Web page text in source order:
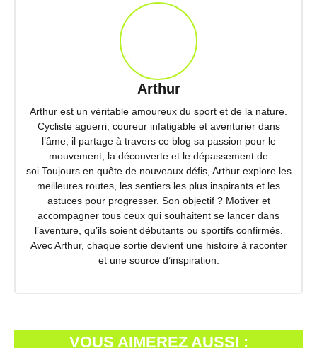
Arthur
Arthur est un véritable amoureux du sport et de la nature.
Cycliste aguerri, coureur infatigable et aventurier dans
l’âme, il partage à travers ce blog sa passion pour le
mouvement, la découverte et le dépassement de
soi.Toujours en quête de nouveaux défis, Arthur explore les
meilleures routes, les sentiers les plus inspirants et les
astuces pour progresser. Son objectif ? Motiver et
accompagner tous ceux qui souhaitent se lancer dans
l’aventure, qu’ils soient débutants ou sportifs confirmés.
Avec Arthur, chaque sortie devient une histoire à raconter
et une source d’inspiration.
VOUS AIMEREZ AUSSI :